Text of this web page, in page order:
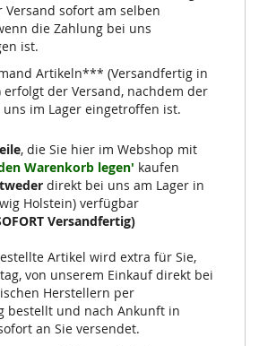
Versand sofort am selben
die Zahlung bei uns
ist.
Artikeln*** (Versandfertig in
erfolgt der Versand, nachdem der
im Lager eingetroffen ist.
, die Sie hier im Webshop mit
Warenkorb legen' kaufen
direkt bei uns am Lager in
Holstein) verfügbar
Versandfertig)
Artikel wird extra für Sie,
von unserem Einkauf direkt bei
Herstellern per
bestellt und nach Ankunft in
an Sie versendet.